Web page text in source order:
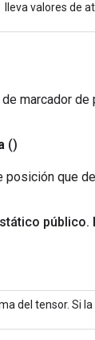
lleva valores de
marcador
()
posición que
público.
del tensor. Si